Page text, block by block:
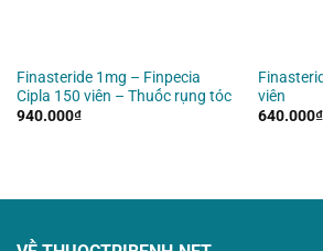
Finasteride 1mg – Finpecia
Cipla 150 viên – Thuốc rụng tóc
940.000₫
viên
640.000₫